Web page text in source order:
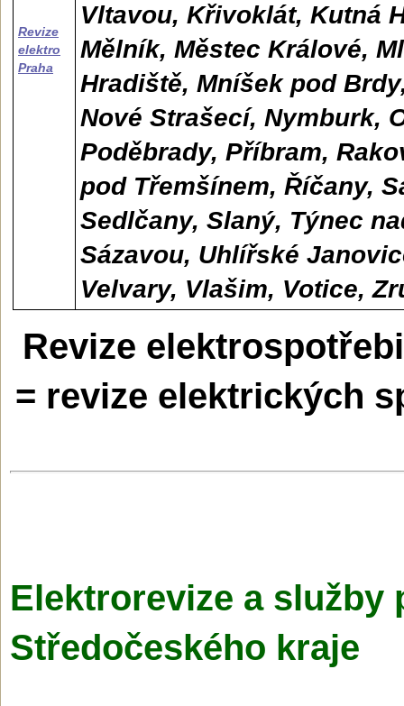
Revize
elektro
Praha
Vltavou, Křivoklát, Kutná
Mělník, Městec Králové,
Hradiště, Mníšek pod
Nové Strašecí, Nymburk,
Poděbrady, Příbram,
pod Třemšínem, Říčany,
Sedlčany, Slaný, Týnec
Sázavou, Uhlířské
Velvary, Vlašim, Votice,
Revize
= revize elektrických
Elektrorevize a služby
Středočeského kraje